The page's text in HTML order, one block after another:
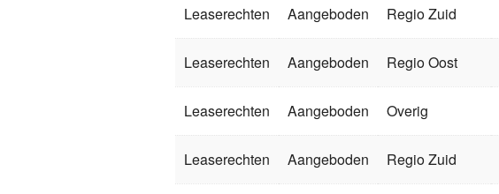
Leaserechten Aangeboden Regio Zuid
Leaserechten Aangeboden Regio Oost
Leaserechten Aangeboden Overig
Leaserechten Aangeboden Regio Zuid